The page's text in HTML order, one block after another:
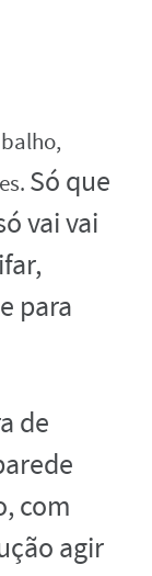
Só que
vai vai
para
de
com
agir